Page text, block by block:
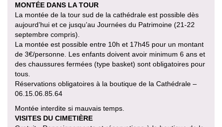
MONTÉE DANS LA TOUR
La montée de la tour sud de la cathédrale est possible dès
aujourd’hui et ce jusqu’au Journées du Patrimoine (21-22
septembre compris).
La montée est possible entre 10h et 17h45 pour un montant
de 3€/personne. Les enfants doivent avoir minimum 6 ans et
des chaussures fermées (type basket) sont obligatoires pour
tous.
Réservations obligatoires à la boutique de la Cathédrale –
06.15.06.85.64
Montée interdite si mauvais temps.
VISITES DU CIMETIÈRE